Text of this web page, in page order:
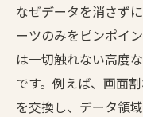
なぜデータを消さず
ーツのみをピンポイ
は一切触れない高度
です。例えば、画面
を交換し、データ領